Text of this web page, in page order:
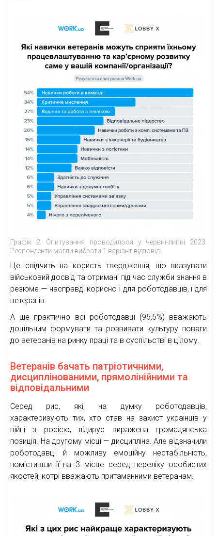
Графік 2. Опитування проводилося у червні-липні 2023.
Респонденти могли вибрати 1 варіант відповіді
Це свідчить на користь твердження, що вказувати
військовий досвід та отримані під час служби знання в
резюме — насправді корисно і для роботодавців, і для
ветеранів.
А ще практично всі роботодавці (95,5%) вважають
доцільним формувати та розвивати культуру поваги
до ветеранів на ринку праці та в суспільстві в цілому.
Ветеранів бачать патріотичними,
дисциплінованими, прямолінійними та
відповідальними
Серед рис, які, на думку роботодавців,
характеризують тих, хто став на захист українців у
війні з росією, лідирує виражена громадянська
позиція. На другому місці — дисципліна. Але відзначили
роботодавці й можливу емоційну нестабільність,
помістивши її на 3 місце серед переліку особистих
якостей, котрі вважають притаманними ветеранам.